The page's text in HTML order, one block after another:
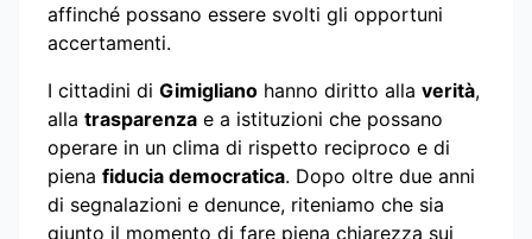
affinché possano essere svolti gli opportuni
accertamenti.
I cittadini di Gimigliano hanno diritto alla verità,
alla trasparenza e a istituzioni che possano
operare in un clima di rispetto reciproco e di
piena fiducia democratica. Dopo oltre due anni
di segnalazioni e denunce, riteniamo che sia
giunto il momento di fare piena chiarezza sui